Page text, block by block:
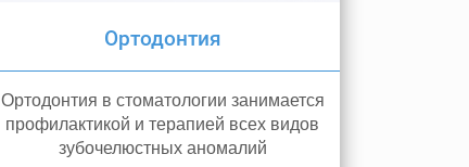
Ортодонтия
Ортодонтия в стоматологии занимается
профилактикой и терапией всех видов
зубочелюстных аномалий